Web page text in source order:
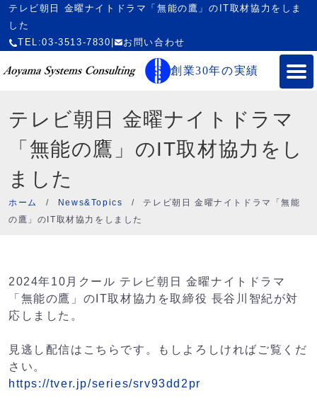
テレビ朝日 金曜ナイトドラマ「無能の鷹」のIT取材協力をしま
した
TEL:03-3513-7830
お問い合わせ
創業30年の実績
テレビ朝日 金曜ナイトドラマ
「無能の鷹」のIT取材協力をし
ました
ホーム / News&Topics / テレビ朝日 金曜ナイトドラマ「無能
の鷹」のIT取材協力をしました
2024年10月クール テレビ朝日 金曜ナイトドラマ
「無能の鷹」のIT取材協力を取締役 長谷川智紀が対
応しました。
見逃し配信はこちらです。もしよろしければご覧くだ
さい。
https://tver.jp/series/srv93dd2pr